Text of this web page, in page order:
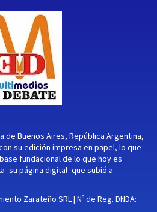
de Buenos Aires, República Argentina,
su edición impresa en papel, lo que
fundacional de lo que hoy es
-su página digital- que subió a
Zarateño SRL | Nº de Reg. DNDA: